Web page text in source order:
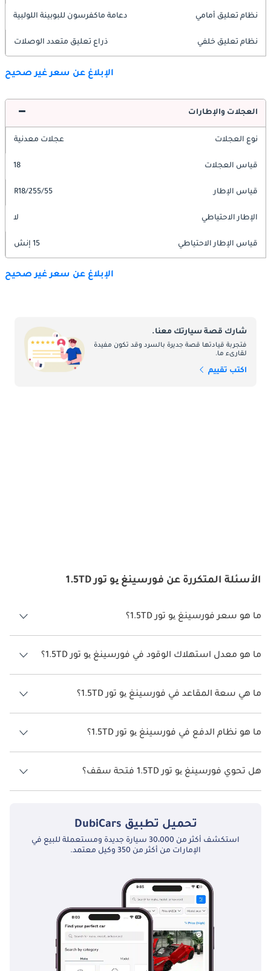
نظام تعليق أمامي دعامة ماكفرسون للبوبينة اللولبية
نظام تعليق خلفي ذراع تعليق متعدد الوصلات
الإبلاغ عن سعر غير صحيح
العجلات والإطارات
نوع العجلات عجلات معدنية
قياس العجلات 18
قياس الإطار 255/55/R18
الإطار الاحتياطي لا
قياس الإطار الاحتياطي 15 إنش
الإبلاغ عن سعر غير صحيح
شارك قصة سيارتك معنا.
فتجربة قيادتها قصة جديرة بالسرد وقد تكون مفيدة
لقارىء ما.
اكتب تقييم
الأسئلة المتكررة عن فورسينغ یو تور 1.5TD
ما هو سعر فورسينغ یو تور 1.5TD؟
ما هو معدل استهلاك الوقود في فورسينغ یو تور 1.5TD؟
يبلغ معدل استهلاك الوقود المقترح من الشركة المصنعة لسيارة فورسينغ
یو تور 2026 من 11كم/ليتر.
ما هي سعة المقاعد في فورسينغ یو تور 1.5TD؟
ما هو نظام الدفع في فورسينغ یو تور 1.5TD؟
هل تحوي فورسينغ یو تور 1.5TD فتحة سقف؟
تحميل تطبيق DubiCars
استكشف أكثر من 30،000 سيارة جديدة ومستعملة للبيع في
الإمارات من أكثر من 350 وكيل معتمد.